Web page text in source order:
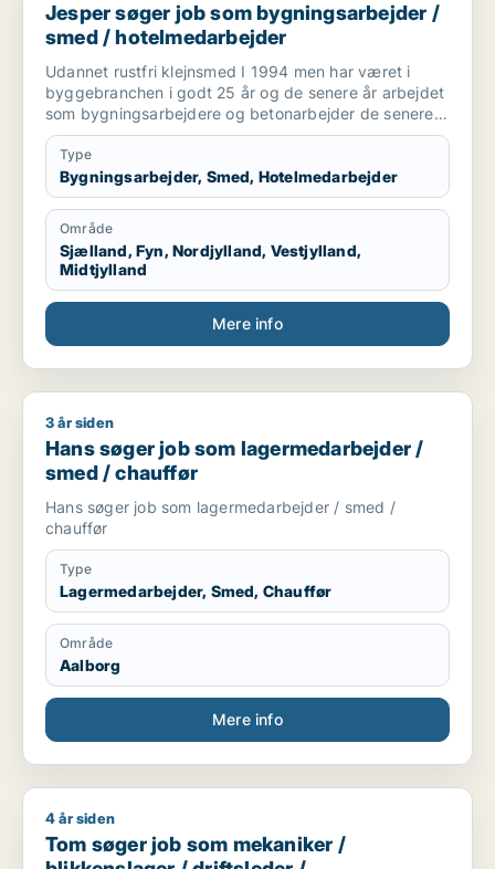
Jesper søger job som bygningsarbejder /
smed / hotelmedarbejder
Udannet rustfri klejnsmed I 1994 men har været i
byggebranchen i godt 25 år og de senere år arbejdet
som bygningsarbejdere og betonarbejder de senere
år som kranfører som jeg er pt.
Type
Bygningsarbejder, Smed, Hotelmedarbejder
Område
Sjælland, Fyn, Nordjylland, Vestjylland,
Midtjylland
Mere info
Hans søger job som lagermedarbejder / smed / chauffør
3 år siden
Hans søger job som lagermedarbejder /
smed / chauffør
Hans søger job som lagermedarbejder / smed /
chauffør
Type
Lagermedarbejder, Smed, Chauffør
Område
Aalborg
Mere info
Tom søger job som mekaniker / blikkenslager / driftsleder /
4 år siden
Tom søger job som mekaniker /